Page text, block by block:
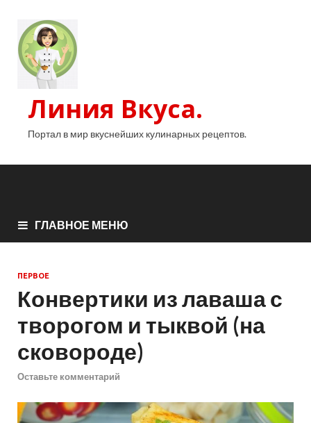
Линия Вкуса.
Портал в мир вкуснейших кулинарных рецептов.
ГЛАВНОЕ МЕНЮ
ПЕРВОЕ
Конвертики из лаваша с
творогом и тыквой (на
сковороде)
Оставьте комментарий